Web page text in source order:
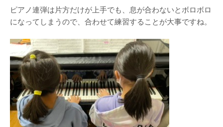
ピアノ連弾は片方だけが上手でも、息が合わないとボロボロ
になってしまうので、合わせて練習することが大事ですね。